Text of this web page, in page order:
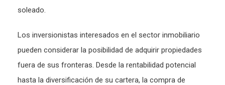
soleado.
Los inversionistas interesados en el sector inmobiliario
pueden considerar la posibilidad de adquirir propiedades
fuera de sus fronteras. Desde la rentabilidad potencial
hasta la diversificación de su cartera, la compra de